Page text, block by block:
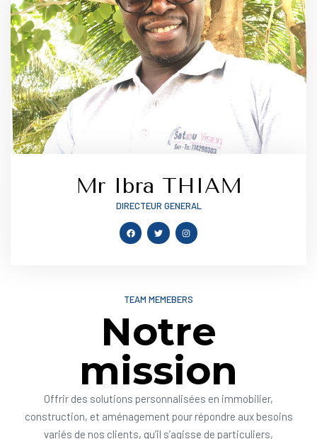
Mr Ibra THIAM
DIRECTEUR GENERAL
TEAM MEMEBERS
Notre
mission
Offrir des solutions personnalisées en immobilier,
construction, et aménagement pour répondre aux besoins
variés de nos clients, qu’il s’agisse de particuliers,